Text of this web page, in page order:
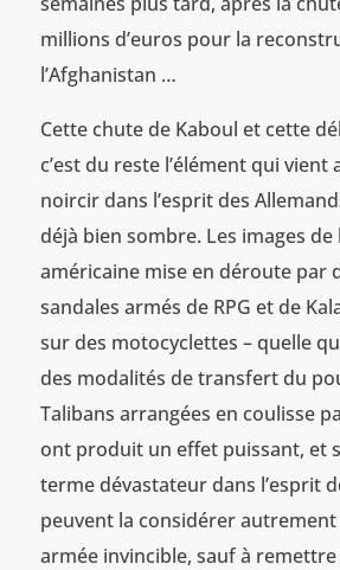
millions d’euros pour la
l’Afghanistan …
Cette chute de Kaboul et cette
c’est du reste l’élément qui vient
noircir dans l’esprit des
déjà bien sombre. Les images de
américaine mise en déroute par
sandales armés de RPG et de
sur des motocyclettes – quelle
des modalités de transfert du
Talibans arrangées en coulisse
ont produit un effet puissant, et
terme dévastateur dans l’esprit
peuvent la considérer
armée invincible, sauf à